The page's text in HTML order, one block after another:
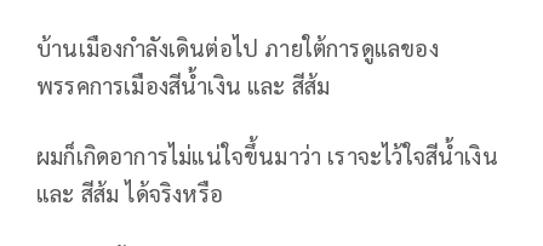
บ้านเมืองกำลังเดินต่อไป ภายใต้การดูแลของ
พรรคการเมืองสีน้ำเงิน และ สีส้ม
ผมก็เกิดอาการไม่แน่ใจขึ้นมาว่า เราจะไว้ใจสีน้ำเงิน
และ สีส้ม ได้จริงหรือ